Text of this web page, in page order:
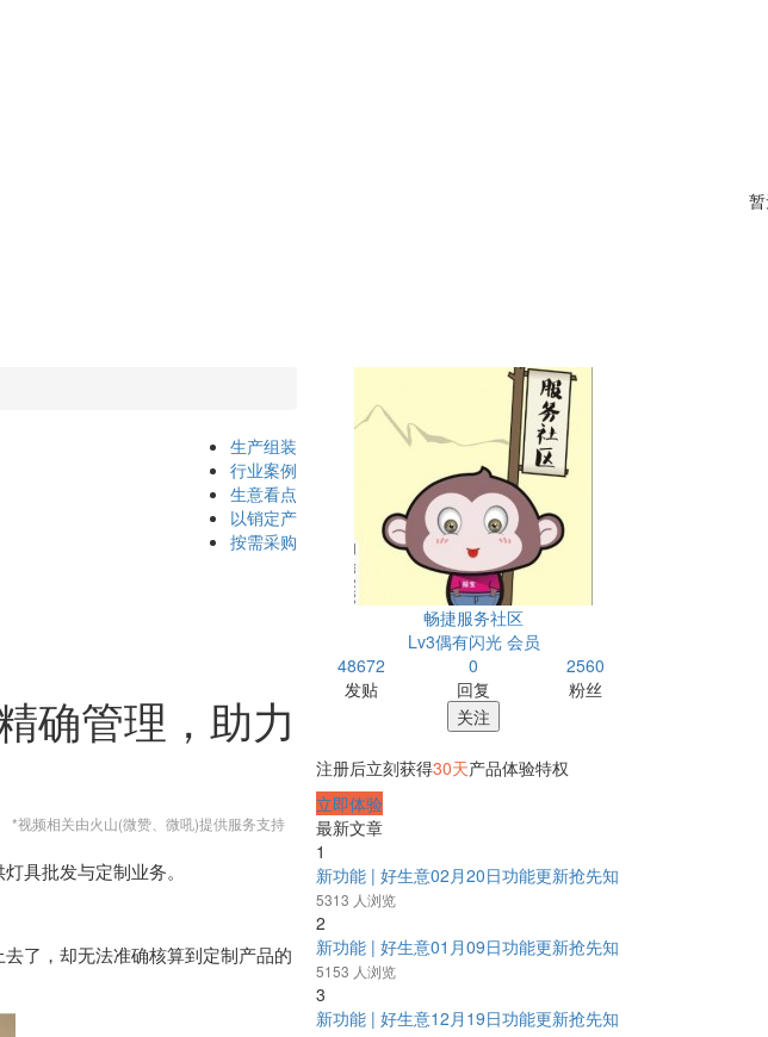
生产组装
行业案例
生意看点
以销定产
按需采购
确管理，助力
*视频相关由火山(微赞、微吼)提供服务支持
具批发与定制业务。
了，却无法准确核算到定制产品的
畅捷服务社区
Lv3偶有闪光 会员
48672
发贴
0
回复
2560
粉丝
关注
注册后立刻获得30天产品体验特权
立即体验
最新文章
1
新功能 | 好生意02月20日功能更新抢先知
5313 人浏览
2
新功能 | 好生意01月09日功能更新抢先知
5153 人浏览
3
新功能 | 好生意12月19日功能更新抢先知